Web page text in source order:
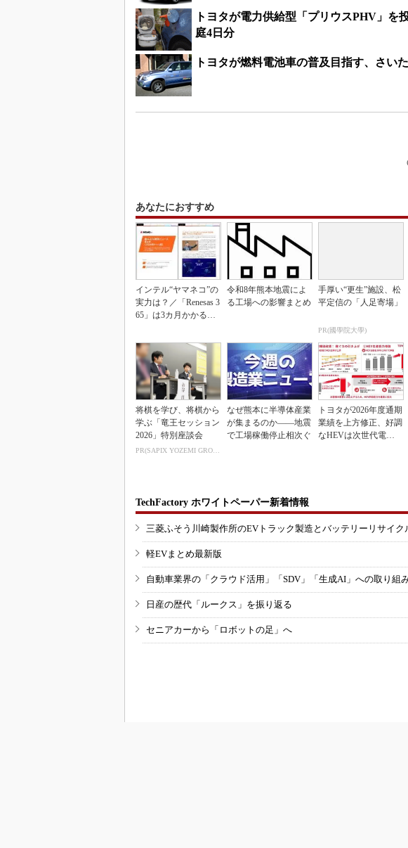
トヨタが電力供給型「プリウスPHV」を
庭4日分
トヨタが燃料電池車の普及目指す、さい
あなたにおすすめ
インテル“ヤマネコ”の
実力は？／「Renesas 3
65」は3カ月かかる作
令和8年熊本地震によ
る工場への影響まとめ
手厚い“更生”施設、松
平定信の「人足寄場」
PR(國學院大學)
将棋を学び、将棋から
学ぶ「竜王セッション
2026」特別座談会
PR(SAPIX YOZEMI GROUP)
なぜ熊本に半導体産業
が集まるのか――地震
で工場稼働停止相次ぐ
トヨタが2026年度通期
業績を上方修正、好調
なHEVは次世代電池
TechFactory ホワイトペーパー新着情報
三菱ふそう川崎製作所のEVトラック製造とバッテリーリサイク
軽EVまとめ最新版
自動車業界の「クラウド活用」「SDV」「生成AI」への取り組
日産の歴代「ルークス」を振り返る
セニアカーから「ロボットの足」へ